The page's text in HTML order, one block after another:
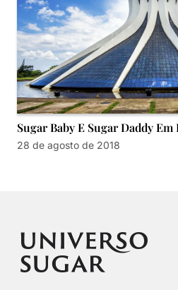
Sugar Baby E Sugar Daddy Em
28 de agosto de 2018